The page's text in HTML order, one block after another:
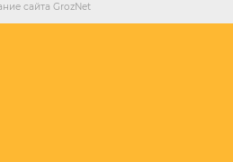
сайта GrozNet